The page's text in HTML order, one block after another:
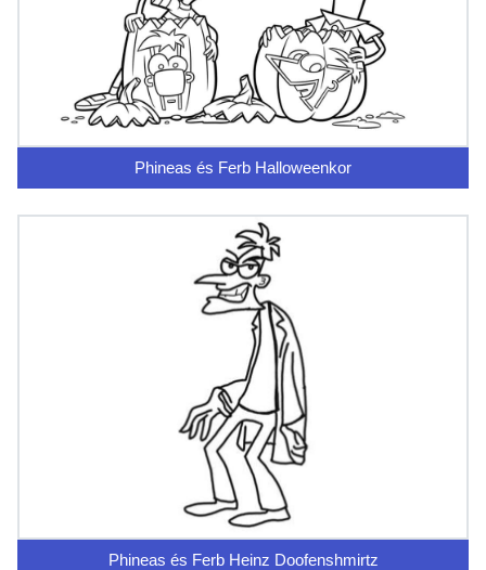
Phineas és Ferb Halloweenkor
Phineas és Ferb Heinz Doofenshmirtz